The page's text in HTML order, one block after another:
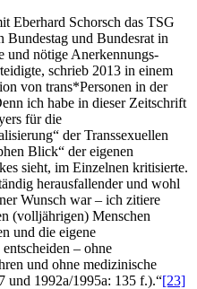
Eberhard Schorsch das TSG
Bundestag und Bundesrat in
und nötige Anerkennungs-
schrieb 2013 in einem
von trans*Personen in der
ich habe in dieser Zeitschrift
für die
der Transsexuellen
Blick“ der eigenen
sieht, im Einzelnen kritisierte.
herausfallender und wohl
Wunsch war – ich zitiere
(volljährigen) Menschen
und die eigene
– ohne
und ohne medizinische
und 1992a/1995a: 135 f.).“[23]